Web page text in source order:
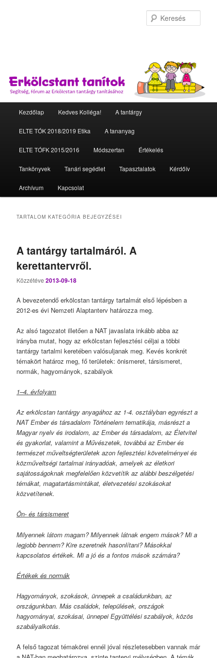
Tovább az elsődleges tartalomra
Tovább a másodlagos tartalomra
Kezdőlap Kedves Kolléga! A tantárgy
ELTE TÓK 2018/2019 Etika A tananyag
ELTE TÓFK 2015/2016 Módszertan Értékelés
Tankönyvek Tanári segédlet Tapasztalatok Kérdőív
Archívum Kapcsolat
TARTALOM KATEGÓRIA BEJEGYZÉSEI
A tantárgy tartalmáról. A
kerettantervről.
Közzétéve2013-09-18
A bevezetendő erkölcstan tantárgy tartalmát első lépésben a
2012-es évi Nemzeti Alaptanterv határozza meg.
Az alsó tagozatot illetően a NAT javaslata inkább abba az
irányba mutat, hogy az erkölcstan fejlesztési céljai a többi
tantárgy tartalmi keretében valósuljanak meg. Kevés konkrét
témakört határoz meg, fő területek: önismeret, társismeret,
normák, hagyományok, szabályok
1–4. évfolyam
Az erkölcstan tantárgy anyagához az 1-4. osztályban egyrészt a
NAT Ember és társadalom Történelem tematikája, másrészt a
Magyar nyelv és irodalom, az Ember és társadalom, az Életvitel
és gyakorlat, valamint a Művészetek, továbbá az Ember és
természet műveltségterületek azon fejlesztési követelményei és
közműveltségi tartalmai irányadóak, amelyek az életkori
sajátosságoknak megfelelően közvetítik az alábbi beszélgetési
témákat, magatartásmintákat, életvezetési szokásokat
közvetítenek.
Ön- és társismeret
Milyennek látom magam? Milyennek látnak engem mások? Mi a
legjobb bennem? Kire szeretnék hasonlítani? Másokkal
kapcsolatos értékek. Mi a jó és a fontos mások számára?
Értékek és normák
Hagyományok, szokások, ünnepek a családunkban, az
országunkban. Más családok, települések, országok
hagyományai, szokásai, ünnepei Együttélési szabályok, közös
szabályalkotás.
A felső tagozat témakörei ennél jóval részletesebben vannak már